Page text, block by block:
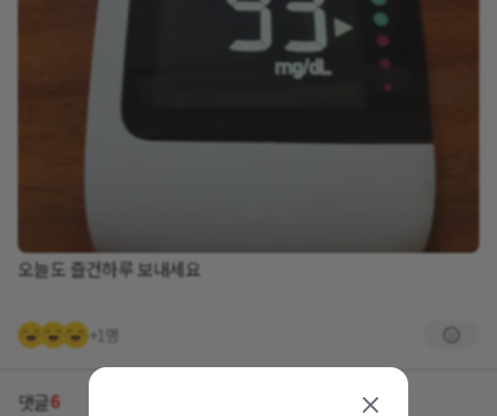
오늘도 즐건하루 보내세요
+1명
댓글6